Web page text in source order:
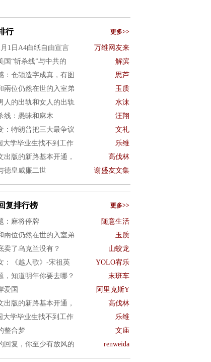
行 更多>>
月1日A4白纸自由宣言 万维网友来
国“斩杀线”与中共的 解滨
：仓颉造字成真，有图 思芦
兩位仍然在世的入室弟 玉质
人的出轨和女人的出轨 水沫
线：愚昧和麻木 汪翔
：特朗普把三大最争议 文礼
大学毕业生找不到工作 乐维
出版的新路基本开通， 高伐林
德皇威廉二世 谢盛友文集
复排行榜 更多>>
：麻将停牌 随意生活
兩位仍然在世的入室弟 玉质
卖了乌克兰没有？ 山蛟龙
：《越人歌》-宋祖英 YOLO宥乐
，知道明年你要去哪？ 末班车
爱国 阿里克斯Y
出版的新路基本开通， 高伐林
大学毕业生找不到工作 乐维
整合梦 文庙
回复，你至少有放风的 renweida